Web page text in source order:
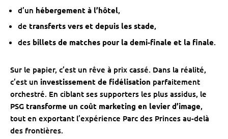
d’un hébergement à l’hôtel,
de transferts vers et depuis les stade,
des billets de matches pour la demi-finale et la finale.
Sur le papier, c’est un rêve à prix cassé. Dans la réalité,
c’est un investissement de fidélisation parfaitement
orchestré. En ciblant ses supporters les plus assidus, le
PSG transforme un coût marketing en levier d’image,
tout en exportant l’expérience Parc des Princes au-delà
des frontières.